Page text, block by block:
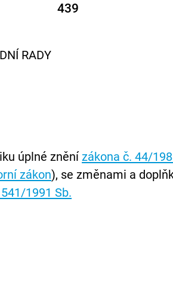
439
RADY
úplné zněnízákona č. 44/
zákon), se změnami a
1991 Sb.